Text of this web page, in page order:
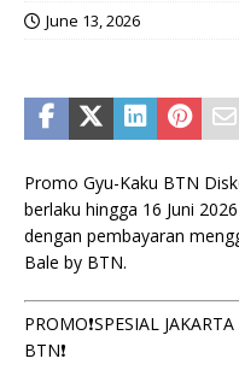
June 13, 2026
Promo Gyu-Kaku BTN
berlaku hingga 16 Juni
dengan pembayaran
Bale by BTN.
PROMO❗SPESIAL
BTN❗